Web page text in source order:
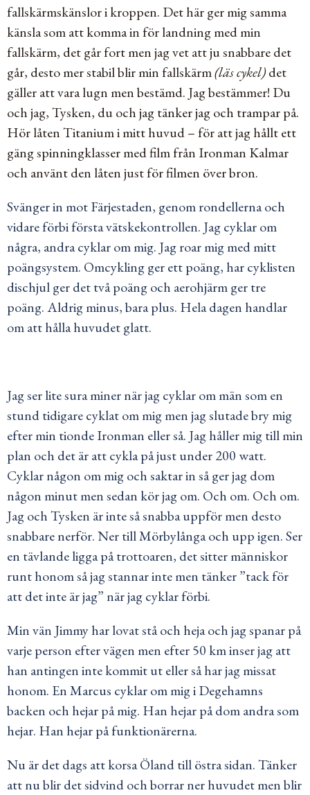
fallskärmskänslor i kroppen. Det här ger mig samma
känsla som att komma in för landning med min
fallskärm, det går fort men jag vet att ju snabbare det
går, desto mer stabil blir min fallskärm(läs cykel)det
gäller att vara lugn men bestämd. Jag bestämmer! Du
och jag, Tysken, du och jag tänker jag och trampar på.
Hör låten Titanium i mitt huvud – för att jag hållt ett
gäng spinningklasser med film från Ironman Kalmar
och använt den låten just för filmen över bron.
Svänger in mot Färjestaden, genom rondellerna och
vidare förbi första vätskekontrollen. Jag cyklar om
några, andra cyklar om mig. Jag roar mig med mitt
poängsystem. Omcykling ger ett poäng, har cyklisten
dischjul ger det två poäng och aerohjärm ger tre
poäng. Aldrig minus, bara plus. Hela dagen handlar
om att hålla huvudet glatt.
Jag ser lite sura miner när jag cyklar om män som en
stund tidigare cyklat om mig men jag slutade bry mig
efter min tionde Ironman eller så. Jag håller mig till min
plan och det är att cykla på just under200 watt.
Cyklar någon om mig och saktar in så ger jag dom
någon minut men sedan kör jag om. Och om. Och om.
Jag och Tysken är inte så snabba uppför men desto
snabbare nerför. Ner till Mörbylånga och upp igen. Ser
en tävlande ligga på trottoaren, det sitter människor
runt honom så jag stannar inte men tänker ”tack för
att det inte är jag” när jag cyklar förbi.
Min vän Jimmy har lovat stå och heja och jag spanar på
varje person efter vägen men efter 50 km inser jag att
han antingen inte kommit ut eller så har jag missat
honom. En Marcus cyklar om mig i Degehamns
backen och hejar på mig. Han hejar på dom andra som
hejar. Han hejar på funktionärerna.
Nu är det dags att korsa Öland till östra sidan. Tänker
att nu blir det sidvind och borrar ner huvudet men blir